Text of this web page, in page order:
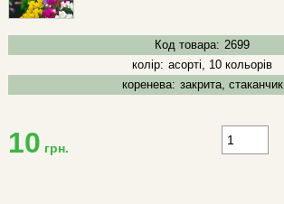
Код товара: 2699
колір: асорті, 10 кольорів
коренева: закрита, стаканчик
10 грн.